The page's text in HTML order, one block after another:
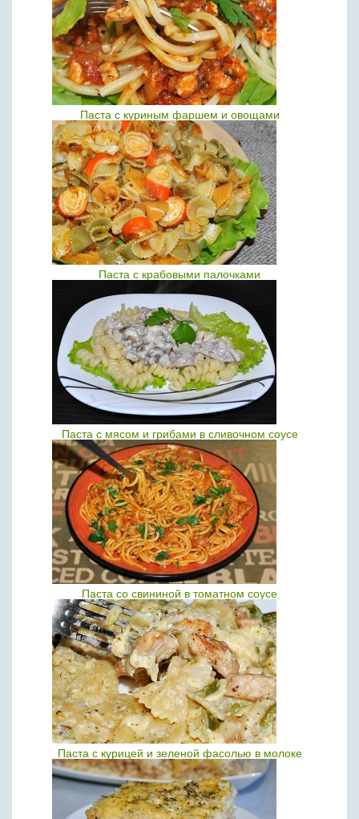
Паста с куриным фаршем и овощами
Паста с крабовыми палочками
Паста с мясом и грибами в сливочном соусе
Паста со свининой в томатном соусе
Паста с курицей и зеленой фасолью в молоке